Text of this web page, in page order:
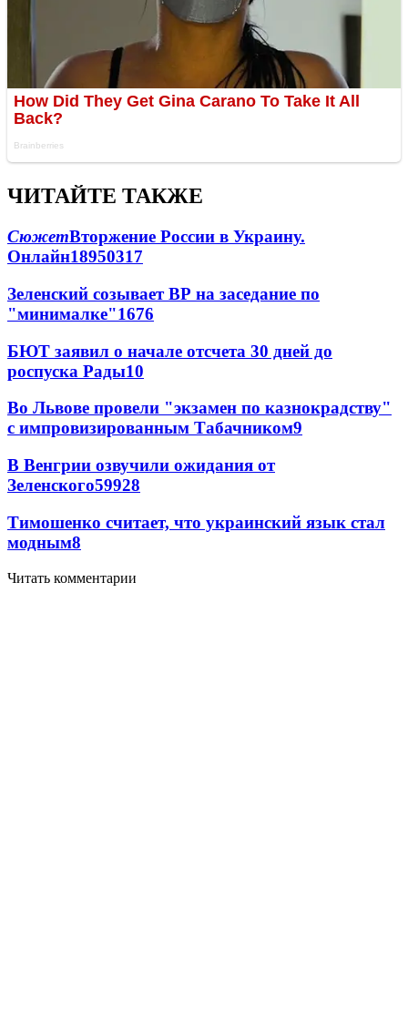
ЧИТАЙТЕ ТАКЖЕ
СюжетВторжение России в Украину.
Онлайн18950317
Зеленский созывает ВР на заседание по
"минималке"1676
БЮТ заявил о начале отсчета 30 дней до
роспуска Рады10
Во Львове провели "экзамен по казнокрадству"
с импровизированным Табачником9
В Венгрии озвучили ожидания от
Зеленского59928
Тимошенко считает, что украинский язык стал
модным8
Читать комментарии